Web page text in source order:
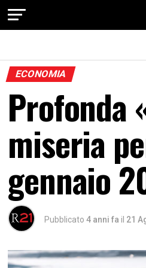
ECONOMIA
Profonda
miseria
gennaio
Pubblicato 4 anni fa il 21